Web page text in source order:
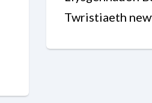
Twristiaeth